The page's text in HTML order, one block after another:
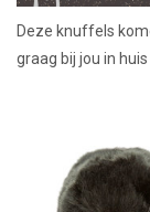
Deze knuffels
graag bij jou in